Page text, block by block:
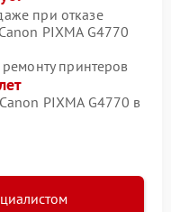
при отказе
PIXMA G4770
принтеров
PIXMA G4770 в